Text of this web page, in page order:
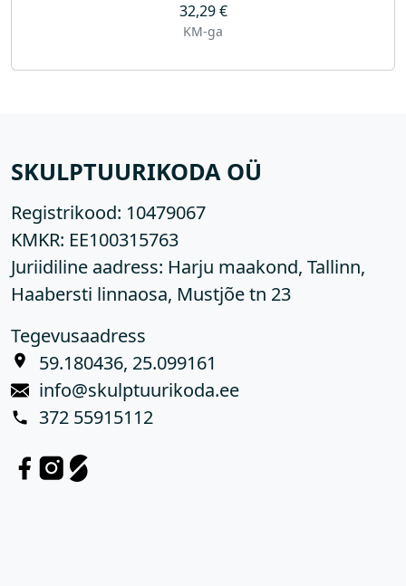
32,29€
KM-ga
SKULPTUURIKODA OÜ
Registrikood: 10479067
KMKR: EE100315763
Juriidiline aadress: Harju maakond, Tallinn,
Haabersti linnaosa, Mustjõe tn 23
Tegevusaadress
59.180436, 25.099161
info@skulptuurikoda.ee
372 55915112